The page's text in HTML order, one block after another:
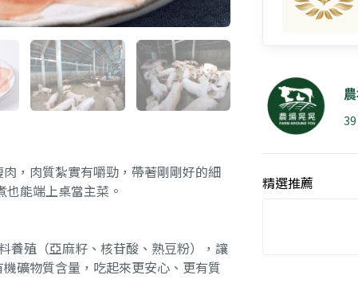
，肉質紮實有嚼勁，帶著剛剛好的細
能端上桌當主菜。
養殖（亞麻籽、核苷酸、熟豆粉），讓
礦物質含量，吃起來更安心、更有質
精選推薦